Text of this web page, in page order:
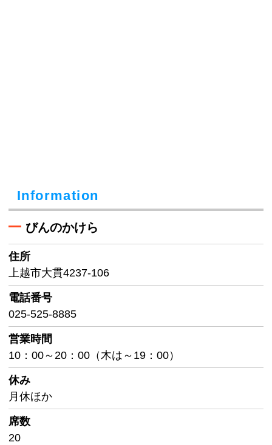
Information
びんのかけら
住所
上越市大貫4237-106
電話番号
025-525-8885
営業時間
10：00～20：00（木は～19：00）
休み
月休ほか
席数
20